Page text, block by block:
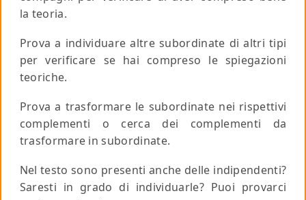
la teoria.
Prova a individuare altre subordinate di altri tipi
per verificare se hai compreso le spiegazioni
teoriche.
Prova a trasformare le subordinate nei rispettivi
complementi o cerca dei complementi da
trasformare in subordinate.
Nel testo sono presenti anche delle indipendenti?
Saresti in grado di individuarle? Puoi provarci